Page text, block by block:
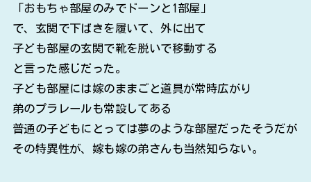
「おもちゃ部屋のみでドーンと1部屋」
で、玄関で下ばきを履いて、外に出て
子ども部屋の玄関で靴を脱いで移動する
と言った感じだった。
子ども部屋には嫁のままごと道具が常時広がり
弟のプラレールも常設してある
普通の子どもにとっては夢のような部屋だったそうだが
その特異性が、嫁も嫁の弟さんも当然知らない。